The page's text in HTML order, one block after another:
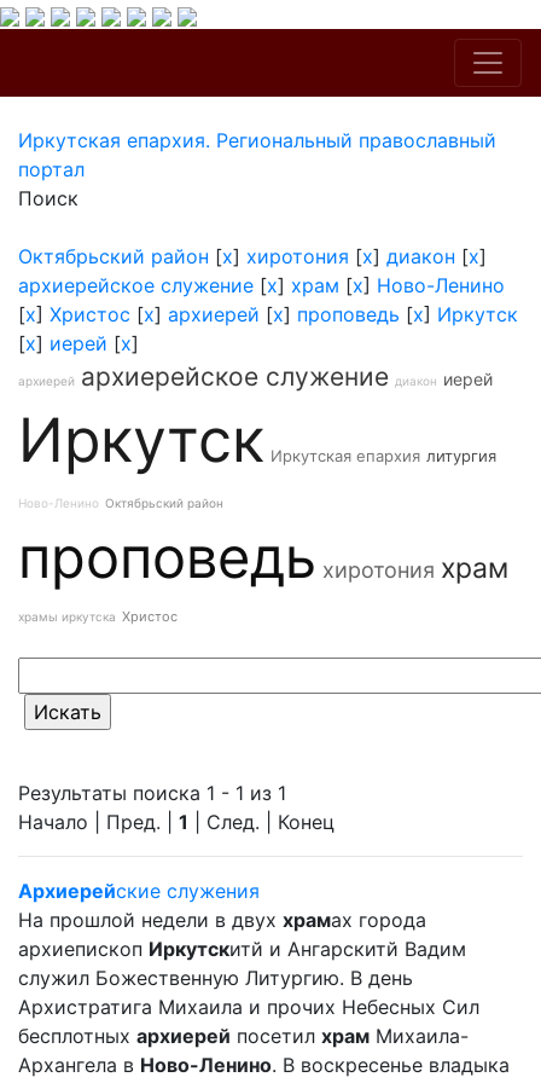
Иркутская епархия. Региональный православный
портал
Поиск
Октябрьский район [x] хиротония [x] диакон [x]
архиерейское служение [x] храм [x] Ново-Ленино
[x] Христос [x] архиерей [x] проповедь [x] Иркутск
[x] иерей [x]
архиерей архиерейское служение диакон иерей
Иркутск Иркутская епархия литургия
Ново-Ленино Октябрьский район
проповедь хиротония храм
храмы иркутска Христос
Результаты поиска 1 - 1 из 1
Начало | Пред. | 1 | След. | Конец
Архиерейские служения
На прошлой недели в двух храмах города
архиепископ Иркутскитй и Ангарскитй Вадим
служил Божественную Литургию. В день
Архистратига Михаила и прочих Небесных Сил
бесплотных архиерей посетил храм Михаила-
Архангела в Ново-Ленино. В воскресенье владыка